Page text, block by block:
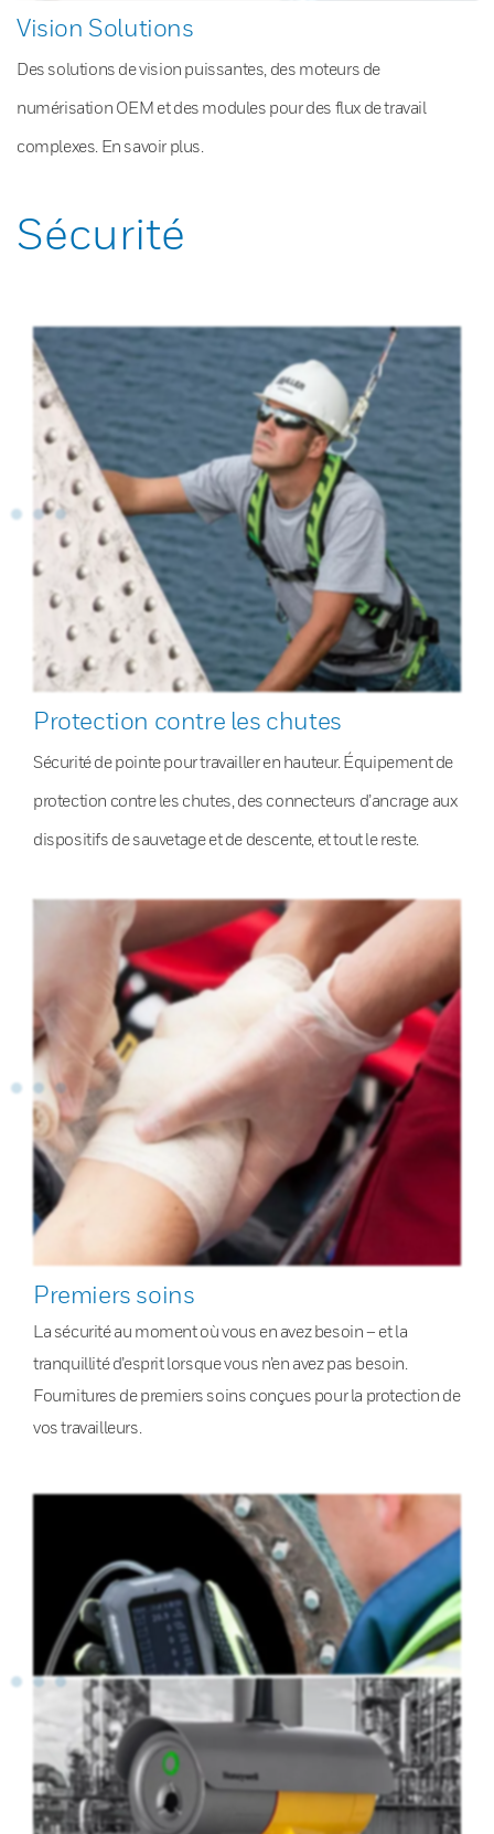
Vision Solutions
Des solutions de vision puissantes, des moteurs de
numérisation OEM et des modules pour des flux de travail
complexes. En savoir plus.
Sécurité
Protection contre les chutes
Sécurité de pointe pour travailler en hauteur. Équipement de
protection contre les chutes, des connecteurs d’ancrage aux
dispositifs de sauvetage et de descente, et tout le reste.
Premiers soins
La sécurité au moment où vous en avez besoin – et la
tranquillité d’esprit lorsque vous n’en avez pas besoin.
Fournitures de premiers soins conçues pour la protection de
vos travailleurs.